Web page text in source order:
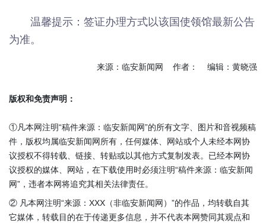
温馨提示：签证办理方式以该国使领馆最新公告
为准。
来源：临安新闻网 作者： 编辑：黄晓强
版权和免责声明：
①凡本网注明“稿件来源：临安新闻网”的所有文字、图片和音视频稿
件，版权均属临安新闻网所有，任何媒体、网站或个人未经本网协
议授权不得转载、链接、转贴或以其他方式复制发表。已经本网协
议授权的媒体、网站，在下载使用时必须注明“稿件来源：临安新闻
网”，违者本网将追究其相关法律责任。
② 凡本网注明“来源：XXX（非临安新闻网）”的作品，均转载自其
它媒体，转载目的在于传递更多信息，并不代表本网赞同其观点和